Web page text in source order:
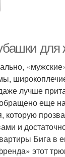
лучше
еще на
которую
и
Бига в
этот